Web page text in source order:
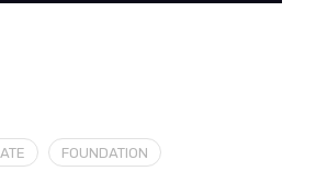
FOUNDATION